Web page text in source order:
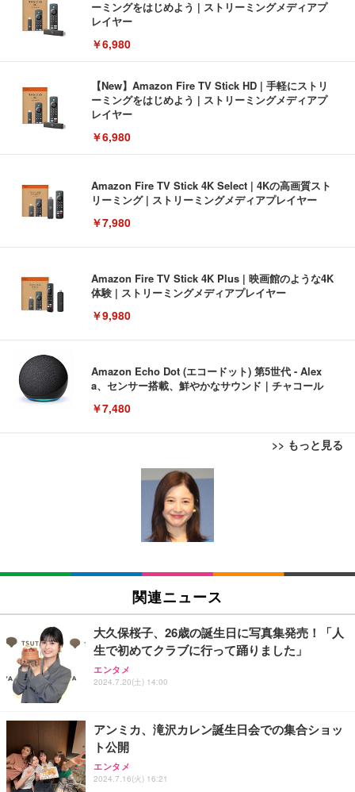
ーミングをはじめよう | ストリーミングメディアプ
レイヤー
￥6,980
【New】Amazon Fire TV Stick HD | 手軽にストリ
ーミングをはじめよう | ストリーミングメディアプ
レイヤー
￥6,980
Amazon Fire TV Stick 4K Select | 4Kの高画質スト
リーミング | ストリーミングメディアプレイヤー
￥7,980
Amazon Fire TV Stick 4K Plus | 映画館のような4K
体験 | ストリーミングメディアプレイヤー
￥9,980
Amazon Echo Dot (エコードット) 第5世代 - Alex
a、センサー搭載、鮮やかなサウンド｜チャコール
￥7,480
>> もっと見る
[EdoErgo] オフィスチェア 椅子 テレワーク 疲れな
い 跳ね上げ式アームレスト コンパクト 約105度ロッ
キング pc 事務椅子 360度回転 座面昇降 強化ナイロ
ン樹脂ベース 通気性メッシュ 在宅ワーク H-WY01
(黒網+黒枠+黒足)
SIHOO B100 オフィスチェア／デスクチェア メッシ
ュチェア 人間工学 疲れない ブラック
￥27,999
Sezlife オフィスチェア デスクチェア 疲れない テレ
ワーク チェア 強化バックレスト 30度ロッキング機
能 人間工学 椅子 腰サポート 90度跳ね上げ式アーム
務用 おしゃれ パソコンチェア (ブラック)
Sezlife オフィスチェア デスクチェア 疲れない テレ
ワーク チェア 強化バックレスト 30度ロッキング機
能 人間工学 椅子 腰サポート 90度跳ね上げ式アーム
EIZO ビジネス向けプレミアムモニター | FlexScan
EV3240X-WT | 31.5型4K UHD・USB Type-C・ホワ
EIZO ビジネス向けプレミアムモニター | FlexScan
￥109,572
【純正品】27"ゲーミングモニター DualSense 充電
フック付き（CFI-ZDM1J）
【整備済み品】Dell E2724HS 27インチ 液晶モニタ
ー フルHD（1920×1080）VA 非光沢 HDMI/DisplayP
ort/VGA スピーカー内蔵 高さ調整 スイベル VESA対
Amazonベーシック ペットシーツ 薄型 レギュラー 1
回使い捨て 無香料 ホワイト 300枚
Amazonベーシック ペットシーツ 厚型 ワイド 42枚
x2袋(84枚) ホワイト(吸収面:ライトブルー)
￥3,234
ネオ・ルーライフ ネオ・オムツ L 中型犬用 26枚入
り 単品
Smart Basic(スマートベーシック) 【Amazon.co.jp
限定】 Smart Basic アイリスオーヤマ ペットシーツ
超厚型 お徳用 ワイド 100枚入 (x 1) (ケース販売)
関連ニュース
大久保桜子、26歳の誕生日に写真集発売！「人
生で初めてクラブに行って踊りました」
エンタメ
2024.7.20(土) 14:00
アンミカ、滝沢カレン誕生日会での集合ショッ
ト公開
エンタメ
2024.7.16(火) 16:21